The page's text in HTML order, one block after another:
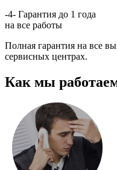
-4- Гарантия до 1 года
на все работы
Полная гарантия на все
сервисных центрах.
Как мы